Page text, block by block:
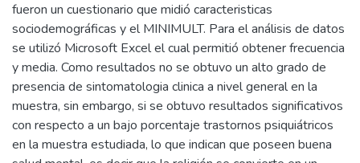
fueron un cuestionario que midió caracteristicas
sociodemográficas y el MINIMULT. Para el análisis de datos
se utilizó Microsoft Excel el cual permitió obtener frecuencia
y media. Como resultados no se obtuvo un alto grado de
presencia de sintomatologia clinica a nivel general en la
muestra, sin embargo, si se obtuvo resultados significativos
con respecto a un bajo porcentaje trastornos psiquiátricos
en la muestra estudiada, lo que indican que poseen buena